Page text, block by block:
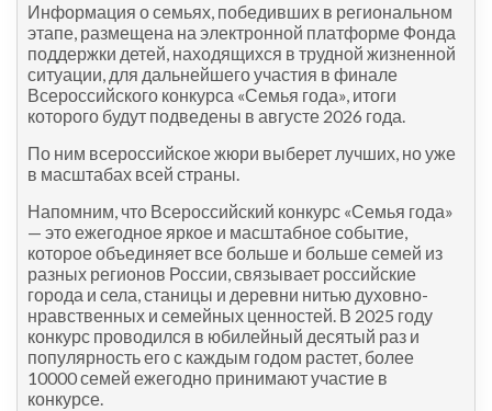
Информация о семьях, победивших в региональном
этапе, размещена на электронной платформе Фонда
поддержки детей, находящихся в трудной жизненной
ситуации, для дальнейшего участия в финале
Всероссийского конкурса «Семья года», итоги
которого будут подведены в августе 2026 года.
По ним всероссийское жюри выберет лучших, но уже
в масштабах всей страны.
Напомним, что Всероссийский конкурс «Семья года»
— это ежегодное яркое и масштабное событие,
которое объединяет все больше и больше семей из
разных регионов России, связывает российские
города и села, станицы и деревни нитью духовно-
нравственных и семейных ценностей. В 2025 году
конкурс проводился в юбилейный десятый раз и
популярность его с каждым годом растет, более
10000 семей ежегодно принимают участие в
конкурсе.